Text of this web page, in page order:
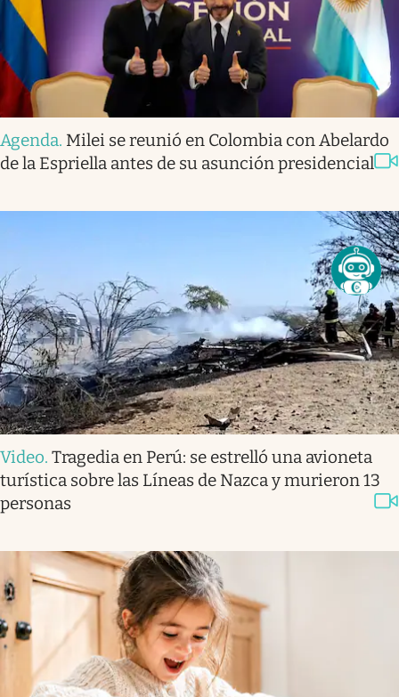
Agenda. Milei se reunió en Colombia con Abelardo
de la Espriella antes de su asunción presidencial
Video. Tragedia en Perú: se estrelló una avioneta
turística sobre las Líneas de Nazca y murieron 13
personas